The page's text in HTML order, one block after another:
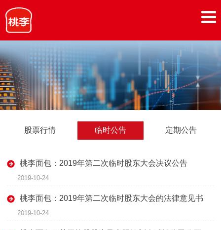
股票行情 临时公告 定期公告
桃李面包：2019年第二次临时股东大会决议公告
2019-10-24
桃李面包：2019年第二次临时股东大会的法律意见书
2019-10-24